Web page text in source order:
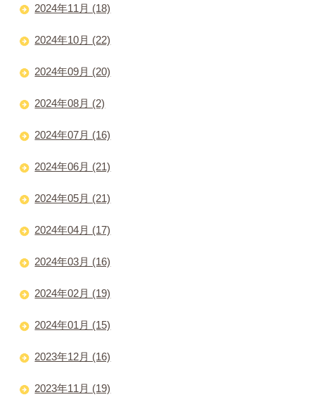
2024年11月 (18)
2024年10月 (22)
2024年09月 (20)
2024年08月 (2)
2024年07月 (16)
2024年06月 (21)
2024年05月 (21)
2024年04月 (17)
2024年03月 (16)
2024年02月 (19)
2024年01月 (15)
2023年12月 (16)
2023年11月 (19)